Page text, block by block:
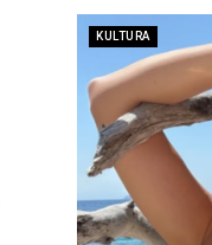
KULTURA